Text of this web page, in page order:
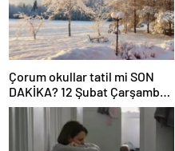
Çorum okullar tatil mi SON
DAKİKA? 12 Şubat Çarşamba
Çorum’da okul yok mu (Çorum
Valiliği Açıklaması – KAR
TATİLİ)?